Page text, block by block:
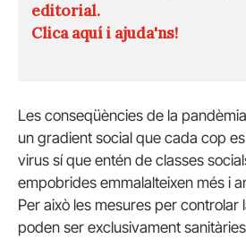
editorial.
Clica aquí i ajuda'ns!
Les conseqüències de la
un gradient social que cada cop
virus sí que entén de classes
empobrides emmalalteixen més i
Per això les mesures per controlar
poden ser exclusivament